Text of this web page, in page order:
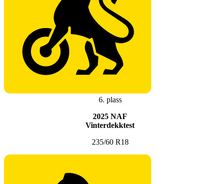
6. plass
2025 NAF
Vinterdekktest
235/60 R18